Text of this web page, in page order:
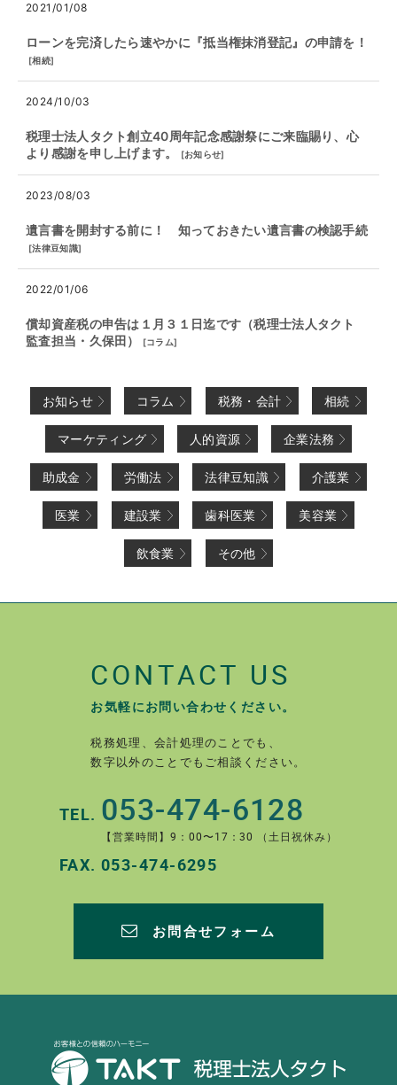
2021/01/08
ローンを完済したら速やかに『抵当権抹消登記』の申請を！
[相続]
2024/10/03
税理士法人タクト創立40周年記念感謝祭にご来臨賜り、心
より感謝を申し上げます。
[お知らせ]
2023/08/03
遺言書を開封する前に！ 知っておきたい遺言書の検認手続
[法律豆知識]
2022/01/06
償却資産税の申告は１月３１日迄です（税理士法人タクト
監査担当・久保田）
[コラム]
お知らせ コラム 税務・会計 相続
マーケティング 人的資源 企業法務
助成金 労働法 法律豆知識 介護業
医業 建設業 歯科医業 美容業
飲食業 その他
CONTACT US
お気軽にお問い合わせください。
税務処理、会計処理のことでも、
数字以外のことでもご相談ください。
TEL. 053-474-6128
【営業時間】9：00〜17：30 （土日祝休み）
FAX. 053-474-6295
お問合せフォーム